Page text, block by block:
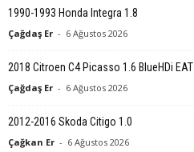
1990-1993 Honda Integra 1.8
Çağdaş Er - 6 Ağustos 2026
2018 Citroen C4 Picasso 1.6 BlueHDi EAT
Çağdaş Er - 6 Ağustos 2026
2012-2016 Skoda Citigo 1.0
Çağkan Er - 6 Ağustos 2026